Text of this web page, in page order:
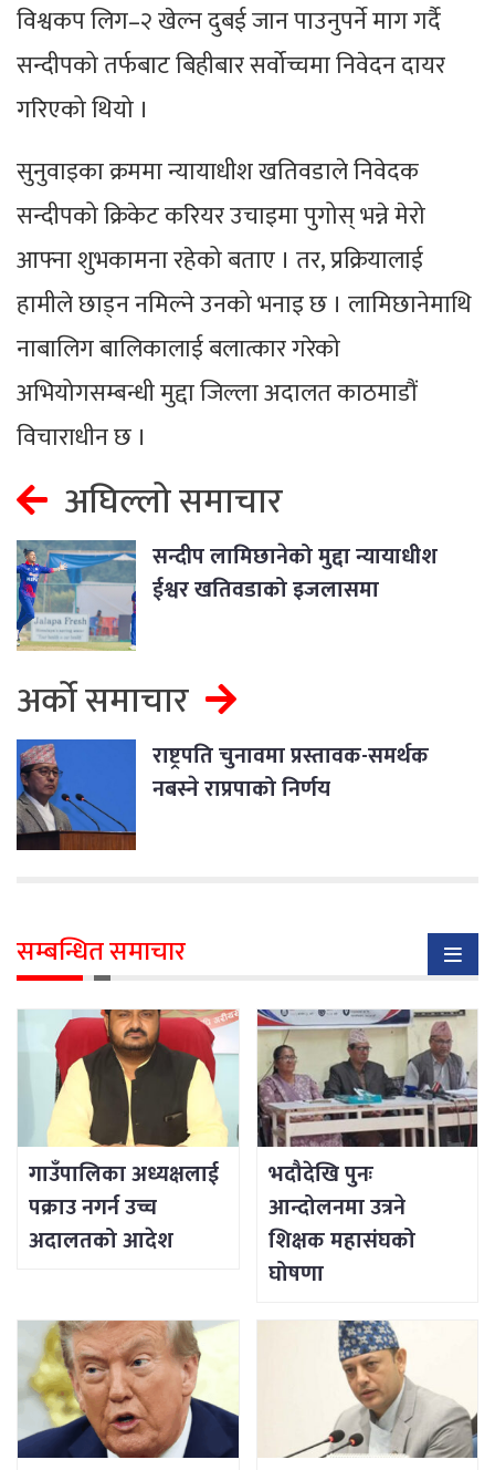
विश्वकप लिग–२ खेल्न दुबई जान पाउनुपर्ने माग गर्दै
सन्दीपको तर्फबाट बिहीबार सर्वोच्चमा निवेदन दायर
गरिएको थियो ।
सुनुवाइका क्रममा न्यायाधीश खतिवडाले निवेदक
सन्दीपको क्रिकेट करियर उचाइमा पुगोस् भन्ने मेरो
आफ्ना शुभकामना रहेको बताए । तर, प्रक्रियालाई
हामीले छाड्न नमिल्ने उनको भनाइ छ । लामिछानेमाथि
नाबालिग बालिकालाई बलात्कार गरेको
अभियोगसम्बन्धी मुद्दा जिल्ला अदालत काठमाडौं
विचाराधीन छ ।
अघिल्लो समाचार
सन्दीप लामिछानेको मुद्दा न्यायाधीश
ईश्वर खतिवडाको इजलासमा
अर्को समाचार
राष्ट्रपति चुनावमा प्रस्तावक-समर्थक
नबस्ने राप्रपाको निर्णय
सम्बन्धित समाचार
गाउँपालिका अध्यक्षलाई
पक्राउ नगर्न उच्च
अदालतको आदेश
भदौदेखि पुनः
आन्दोलनमा उत्रने
शिक्षक महासंघको
घोषणा